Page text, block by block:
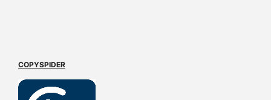
COPYSPIDER